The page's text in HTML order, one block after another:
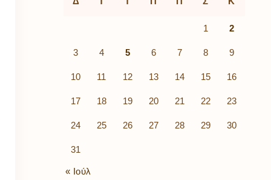
1 2
3 4 5 6 7 8 9
10 11 12 13 14 15 16
17 18 19 20 21 22 23
24 25 26 27 28 29 30
31
« Ιούλ